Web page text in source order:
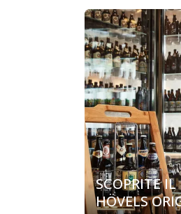
SCOPRITE
HÖVELS